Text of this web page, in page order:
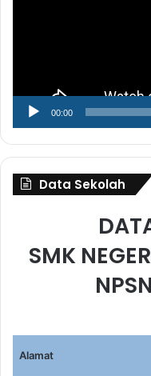
00:00
Data Sekolah
SMK
Alamat